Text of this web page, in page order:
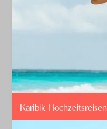
Karibik Hochzeitsreisen